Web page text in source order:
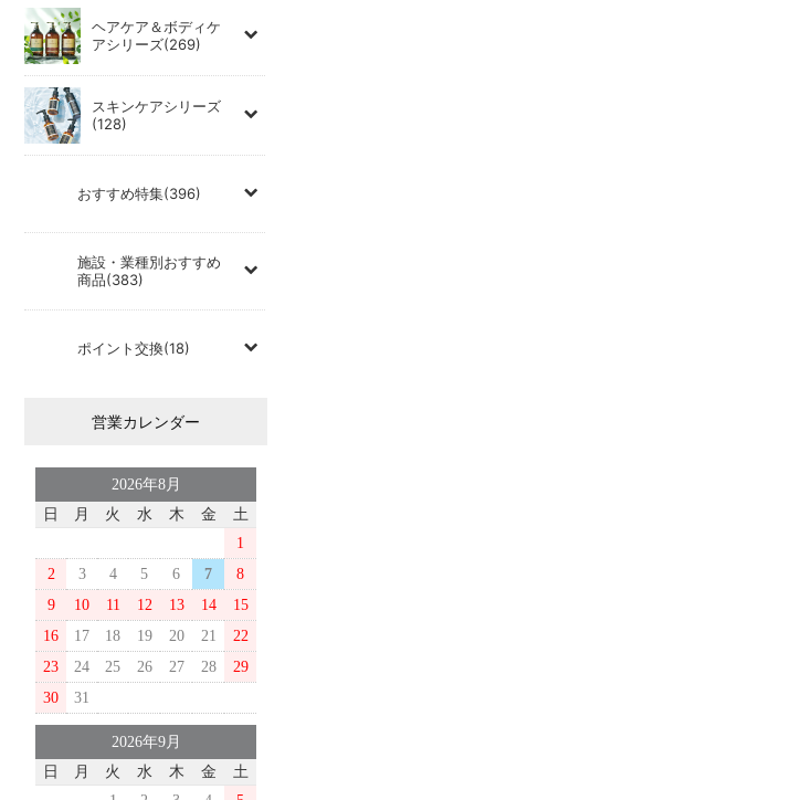
ヘアケア＆ボディケ
アシリーズ(269)
スキンケアシリーズ
(128)
おすすめ特集(396)
施設・業種別おすすめ
商品(383)
ポイント交換(18)
営業カレンダー
2026年8月
日
月 火 水 木 金
土
1
2
3 4 5 6 7
8
9
10 11 12 13 14
15
16
17 18 19 20 21
22
23
24 25 26 27 28
29
30
31
2026年9月
日
月 火 水 木 金
土